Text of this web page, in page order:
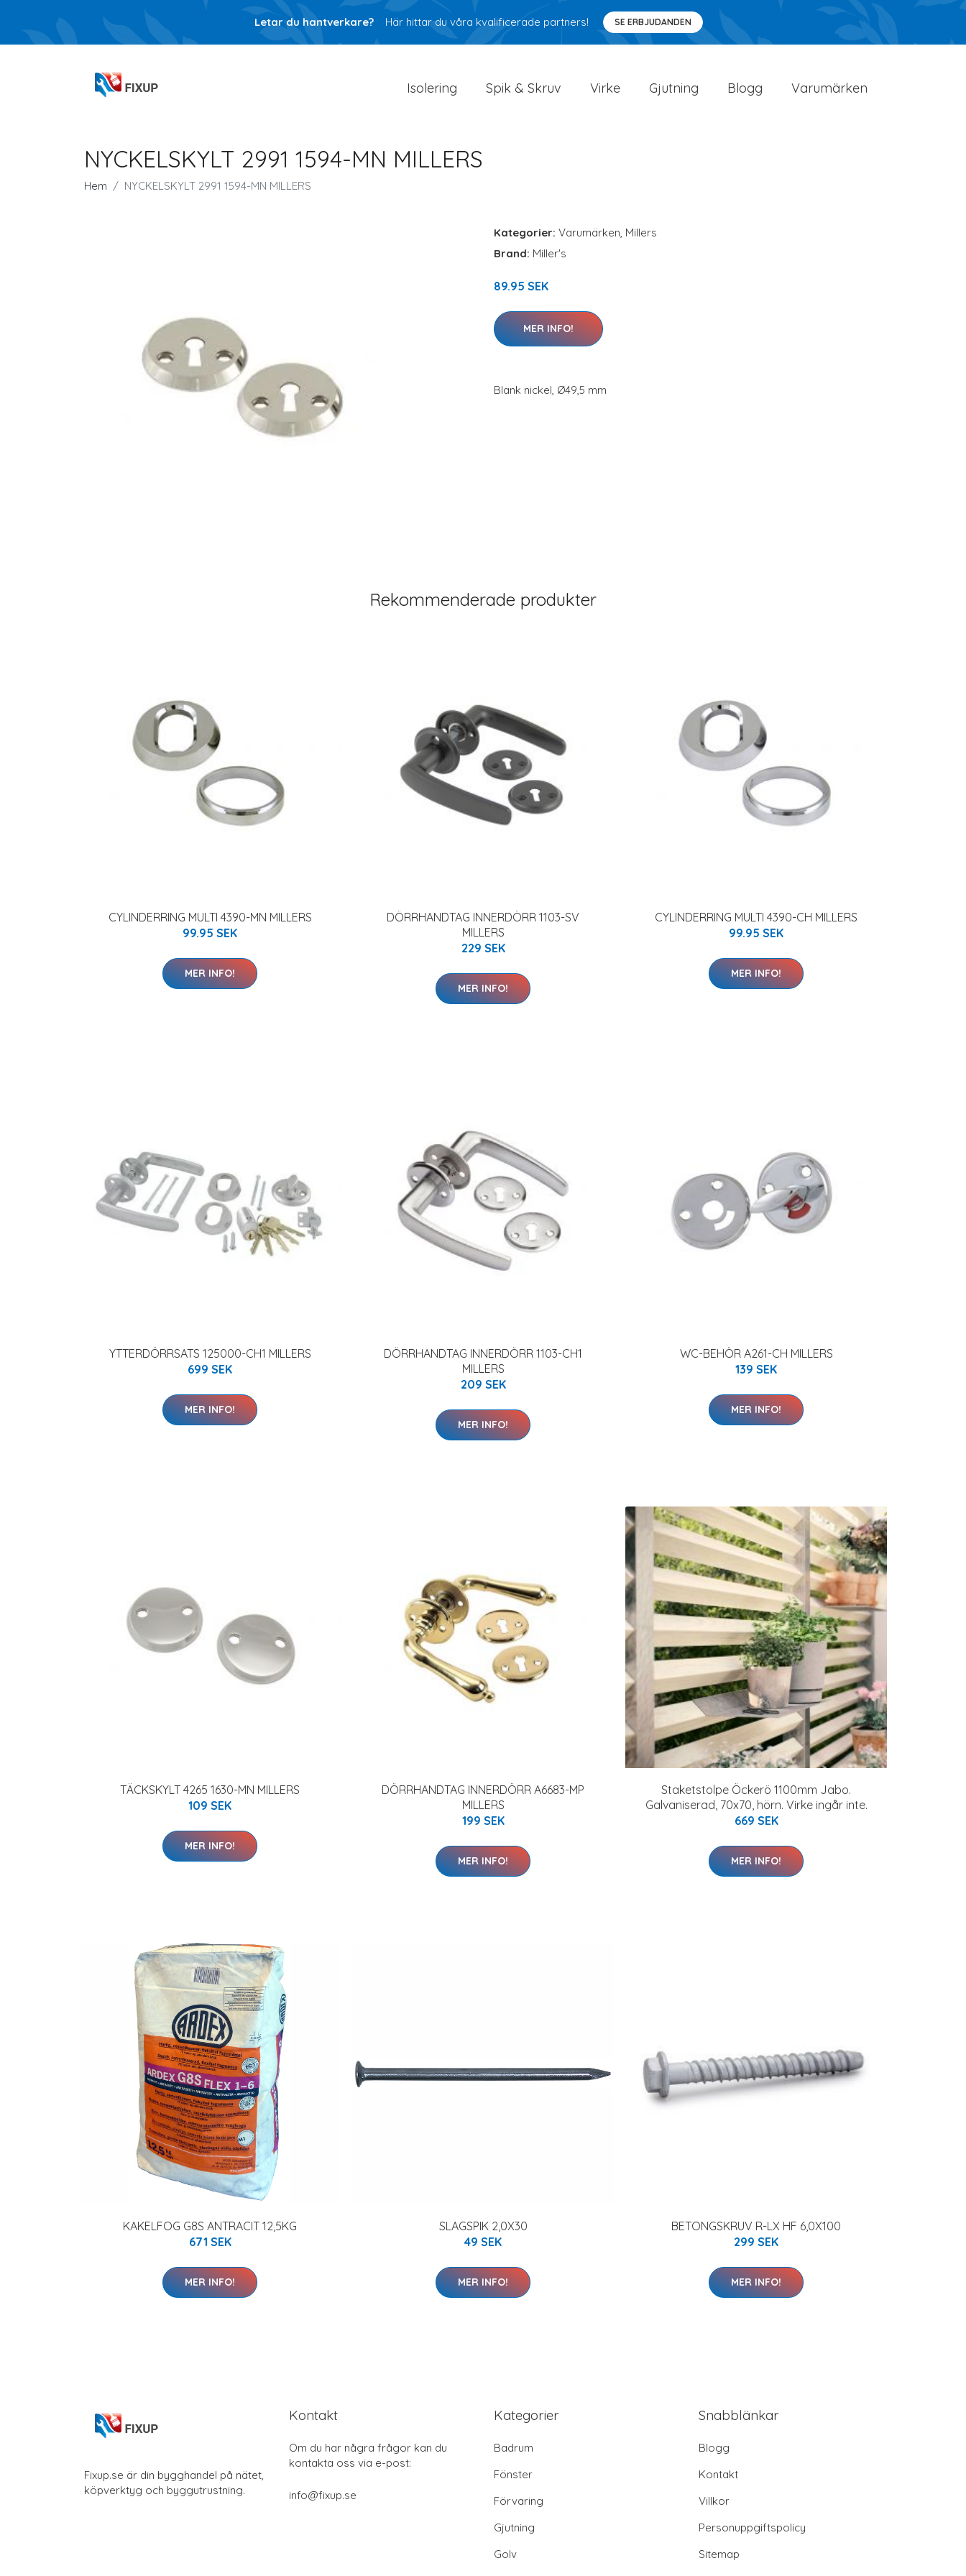
Letar du hantverkare? Här hittar du våra kvalificerade partners! SE ERBJUDANDEN
Isolering Spik & Skruv Virke Gjutning Blogg Varumärken
NYCKELSKYLT 2991 1594-MN MILLERS
Hem NYCKELSKYLT 2991 1594-MN MILLERS
Kategorier: Varumärken, Millers
Brand: Miller's
89.95 SEK
MER INFO!
Blank nickel, Ø49,5 mm
Rekommenderade produkter
CYLINDERRING MULTI 4390-MN MILLERS
99.95 SEK
MER INFO!
DÖRRHANDTAG INNERDÖRR 1103-SV
MILLERS
229 SEK
MER INFO!
CYLINDERRING MULTI 4390-CH MILLERS
99.95 SEK
MER INFO!
YTTERDÖRRSATS 125000-CH1 MILLERS
699 SEK
MER INFO!
DÖRRHANDTAG INNERDÖRR 1103-CH1
MILLERS
209 SEK
MER INFO!
WC-BEHÖR A261-CH MILLERS
139 SEK
MER INFO!
TÄCKSKYLT 4265 1630-MN MILLERS
109 SEK
MER INFO!
DÖRRHANDTAG INNERDÖRR A6683-MP
MILLERS
199 SEK
MER INFO!
Staketstolpe Öckerö 1100mm Jabo.
Galvaniserad, 70x70, hörn. Virke ingår inte.
669 SEK
MER INFO!
KAKELFOG G8S ANTRACIT 12,5KG
671 SEK
MER INFO!
SLAGSPIK 2,0X30
49 SEK
MER INFO!
BETONGSKRUV R-LX HF 6,0X100
299 SEK
MER INFO!
Fixup.se är din bygghandel på nätet,
köpverktyg och byggutrustning.
Kontakt
Om du har några frågor kan du
kontakta oss via e-post:
info@fixup.se
Kategorier
Badrum
Fönster
Förvaring
Gjutning
Golv
Snabblänkar
Blogg
Kontakt
Villkor
Personuppgiftspolicy
Sitemap